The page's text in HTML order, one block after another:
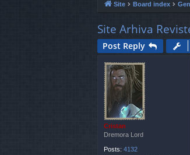
ck
lin
ks
Site Board index
Site Arhiva
Post Reply
Cristan
Dremora Lord
Posts: 4132